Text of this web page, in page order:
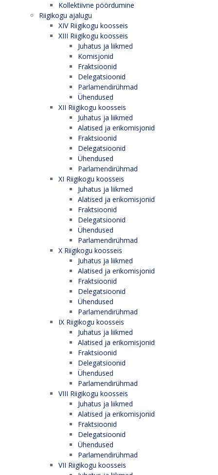
Kollektiivne pöördumine
Riigikogu ajalugu
XIV Riigikogu koosseis
XIII Riigikogu koosseis
Juhatus ja liikmed
Komisjonid
Fraktsioonid
Delegatsioonid
Parlamendirühmad
Ühendused
XII Riigikogu koosseis
Juhatus ja liikmed
Alatised ja erikomisjonid
Fraktsioonid
Delegatsioonid
Ühendused
Parlamendirühmad
XI Riigikogu koosseis
Juhatus ja liikmed
Alatised ja erikomisjonid
Fraktsioonid
Delegatsioonid
Ühendused
Parlamendirühmad
X Riigikogu koosseis
Juhatus ja liikmed
Alatised ja erikomisjonid
Fraktsioonid
Delegatsioonid
Ühendused
Parlamendirühmad
IX Riigikogu koosseis
Juhatus ja liikmed
Alatised ja erikomisjonid
Fraktsioonid
Delegatsioonid
Ühendused
Parlamendirühmad
VIII Riigikogu koosseis
Juhatus ja liikmed
Alatised ja erikomisjonid
Fraktsioonid
Delegatsioonid
Ühendused
Parlamendirühmad
VII Riigikogu koosseis